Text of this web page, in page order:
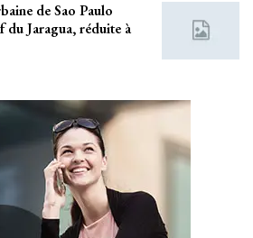
de Sao Paulo
du Jaragua, réduite à